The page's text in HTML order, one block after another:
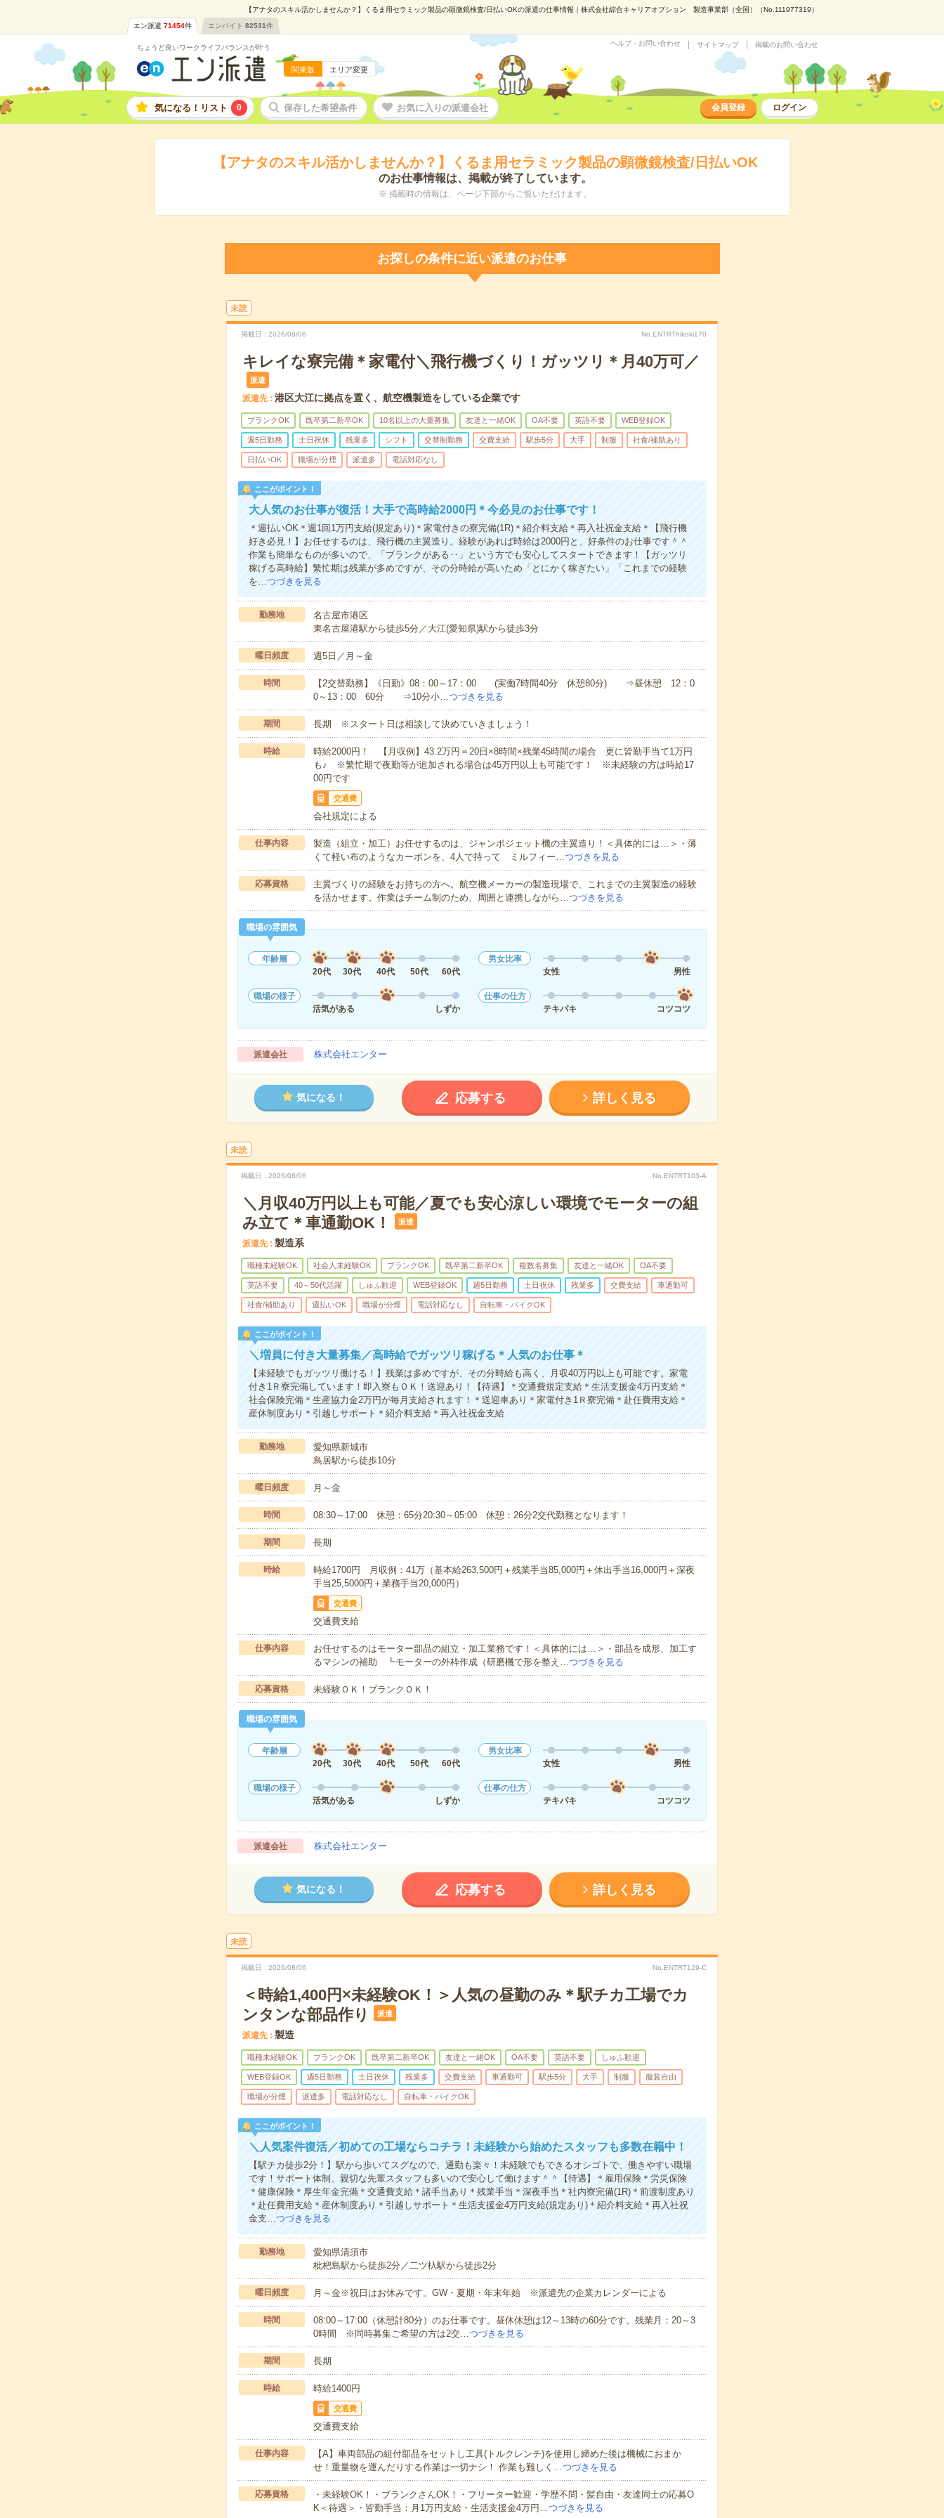
【アナタのスキル活かしませんか？】くるま用セラミック製品の顕微鏡検査/日払いOKの派遣の仕事情報｜株式会社綜合キャリアオプション 製造事業部（全国）（No.111977319）
エン派遣 71454件 エンバイト 82531件
ちょうど良いワークライフバランスが叶う
関東版 エリア変更
ヘルプ・お問い合わせ サイトマップ 掲載のお問い合わせ
気になる！リスト 0 保存した希望条件 お気に入りの派遣会社 会員登録 ログイン
【アナタのスキル活かしませんか？】くるま用セラミック製品の顕微鏡検査/日払いOK
のお仕事情報は、掲載が終了しています。
※ 掲載時の情報は、ページ下部からご覧いただけます。
お探しの条件に近い派遣のお仕事
未読
掲載日 2026/08/06 No.ENTRThikoki170
キレイな寮完備＊家電付＼飛行機づくり！ガッツリ＊月40万可／
派遣
派遣先 港区大江に拠点を置く、航空機製造をしている企業です
ブランクOK 既卒第二新卒OK 10名以上の大量募集 友達と一緒OK OA不要 英語不要 WEB登録OK
週5日勤務 土日祝休 残業多 シフト 交替制勤務 交費支給 駅歩5分 大手 制服 社食/補助あり
日払いOK 職場が分煙 派遣多 電話対応なし
ここがポイント！
大人気のお仕事が復活！大手で高時給2000円＊今必見のお仕事です！
＊週払いOK＊週1回1万円支給(規定あり)＊家電付きの寮完備(1R)＊紹介料支給＊再入社祝金支給＊【飛行機
好き必見！】お任せするのは、飛行機の主翼造り。経験があれば時給は2000円と、好条件のお仕事です＾＾
作業も簡単なものが多いので、「ブランクがある‥」という方でも安心してスタートできます！【ガッツリ
稼げる高時給】繁忙期は残業が多めですが、その分時給が高いため「とにかく稼ぎたい」「これまでの経験
を…つづきを見る
勤務地
名古屋市港区
東名古屋港駅から徒歩5分／大江(愛知県)駅から徒歩3分
曜日頻度 週5日／月～金
時間
【2交替勤務】《日勤》08：00～17：00 (実働7時間40分 休憩80分) ⇒昼休憩 12：0
0～13：00 60分 ⇒10分小…つづきを見る
期間 長期 ※スタート日は相談して決めていきましょう！
時給
時給2000円！ 【月収例】43.2万円＝20日×8時間×残業45時間の場合 更に皆勤手当て1万円
も♪ ※繁忙期で夜勤等が追加される場合は45万円以上も可能です！ ※未経験の方は時給17
00円です
交通費
会社規定による
仕事内容
製造（組立・加工）お任せするのは、ジャンボジェット機の主翼造り！＜具体的には…＞・薄
くて軽い布のようなカーボンを、4人で持って ミルフィー…つづきを見る
応募資格
主翼づくりの経験をお持ちの方へ。航空機メーカーの製造現場で、これまでの主翼製造の経験
を活かせます。作業はチーム制のため、周囲と連携しながら…つづきを見る
職場の雰囲気
年齢層
20代
30代 40代 50代 60代
男女比率
女性
男性
職場の様子
活気がある
しずか
仕事の仕方
テキパキ
コツコツ
派遣会社 株式会社エンター
気になる！ 応募する 詳しく見る
未読
掲載日 2026/08/06 No.ENTRT103-A
＼月収40万円以上も可能／夏でも安心涼しい環境でモーターの組
み立て＊車通勤OK！
派遣
派遣先 製造系
職種未経験OK 社会人未経験OK ブランクOK 既卒第二新卒OK 複数名募集 友達と一緒OK OA不要
英語不要 40～50代活躍 しゅふ歓迎 WEB登録OK 週5日勤務 土日祝休 残業多 交費支給 車通勤可
社食/補助あり 週払いOK 職場が分煙 電話対応なし 自転車・バイクOK
ここがポイント！
＼増員に付き大量募集／高時給でガッツリ稼げる＊人気のお仕事＊
【未経験でもガッツリ働ける！】残業は多めですが、その分時給も高く、月収40万円以上も可能です。家電
付き1Ｒ寮完備しています！即入寮もＯＫ！送迎あり！【待遇】＊交通費規定支給＊生活支援金4万円支給＊
社会保険完備＊生産協力金2万円が毎月支給されます！＊送迎車あり＊家電付き1Ｒ寮完備＊赴任費用支給＊
産休制度あり＊引越しサポート＊紹介料支給＊再入社祝金支給
勤務地
愛知県新城市
鳥居駅から徒歩10分
曜日頻度 月～金
時間 08:30～17:00 休憩：65分20:30～05:00 休憩：26分2交代勤務となります！
期間 長期
時給
時給1700円 月収例：41万（基本給263,500円＋残業手当85,000円＋休出手当16,000円＋深夜
手当25,5000円＋業務手当20,000円）
交通費
交通費支給
仕事内容
お任せするのはモーター部品の組立・加工業務です！＜具体的には…＞・部品を成形、加工す
るマシンの補助 ┗モーターの外枠作成（研磨機で形を整え…つづきを見る
応募資格 未経験ＯＫ！ブランクＯＫ！
職場の雰囲気
年齢層
20代
30代 40代 50代 60代
男女比率
女性
男性
職場の様子
活気がある
しずか
仕事の仕方
テキパキ
コツコツ
派遣会社 株式会社エンター
気になる！ 応募する 詳しく見る
未読
掲載日 2026/08/06 No.ENTRT129-C
＜時給1,400円×未経験OK！＞人気の昼勤のみ＊駅チカ工場でカ
ンタンな部品作り
派遣
派遣先 製造
職種未経験OK ブランクOK 既卒第二新卒OK 友達と一緒OK OA不要 英語不要 しゅふ歓迎
WEB登録OK 週5日勤務 土日祝休 残業多 交費支給 車通勤可 駅歩5分 大手 制服 服装自由
職場が分煙 派遣多 電話対応なし 自転車・バイクOK
ここがポイント！
＼人気案件復活／初めての工場ならコチラ！未経験から始めたスタッフも多数在籍中！
【駅チカ徒歩2分！】駅から歩いてスグなので、通勤も楽々！未経験でもできるオシゴトで、働きやすい職場
です！サポート体制、親切な先輩スタッフも多いので安心して働けます＾＾【待遇】＊雇用保険＊労災保険
＊健康保険＊厚生年金完備＊交通費支給＊諸手当あり＊残業手当＊深夜手当＊社内寮完備(1R)＊前渡制度あり
＊赴任費用支給＊産休制度あり＊引越しサポート＊生活支援金4万円支給(規定あり)＊紹介料支給＊再入社祝
金支…つづきを見る
勤務地
愛知県清須市
枇杷島駅から徒歩2分／二ツ杁駅から徒歩2分
曜日頻度 月～金※祝日はお休みです。GW・夏期・年末年始 ※派遣先の企業カレンダーによる
時間
08:00～17:00（休憩計80分）のお仕事です。昼休休憩は12～13時の60分です。残業月：20～3
0時間 ※同時募集ご希望の方は2交…つづきを見る
期間 長期
時給 時給1400円
交通費
交通費支給
仕事内容
【A】車両部品の組付部品をセットし工具(トルクレンチ)を使用し締めた後は機械におまか
せ！重量物を運んだりする作業は一切ナシ！ 作業も難しく…つづきを見る
応募資格
・未経験OK！・ブランクさんOK！・フリーター歓迎・学歴不問・髪自由・友達同士の応募O
K＜待遇＞・皆勤手当：月1万円支給・生活支援金4万円…つづきを見る